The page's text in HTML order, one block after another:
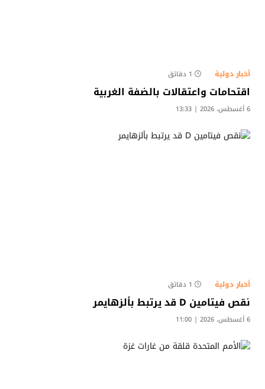
أخبار دولية 1 دقائق
اقتحامات واعتقالات بالضفة الغربية
6 أغسطس، 2026 | 13:33
أخبار دولية 1 دقائق
نقص فيتامين D قد يرتبط بألزهايمر
6 أغسطس، 2026 | 11:00